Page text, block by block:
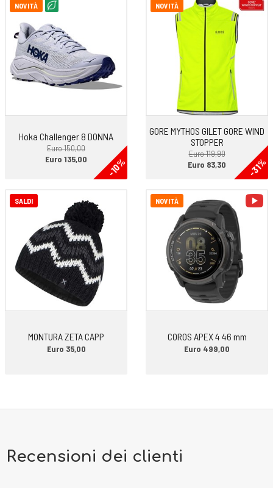
NOVITÀ
Hoka Challenger 8 DONNA
Euro 150,00
-10%
Euro 135,00
NOVITÀ
GORE MYTHOS GILET GORE WIND
STOPPER
Euro 119,90
-31%
Euro 83,30
SALDI
MONTURA ZETA CAPP
Euro 35,00
NOVITÀ
COROS APEX 4 46 mm
Euro 499,00
Recensioni dei clienti